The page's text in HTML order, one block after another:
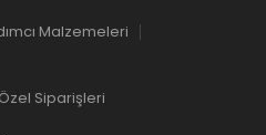
Malzemeleri
Siparişleri